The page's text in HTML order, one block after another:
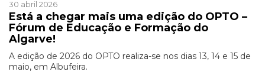
30 abril 2026
Está a chegar mais uma edição do OPTO –
Fórum de Educação e Formação do
Algarve!
A edição de 2026 do OPTO realiza-se nos dias 13, 14 e 15 de
maio, em Albufeira.